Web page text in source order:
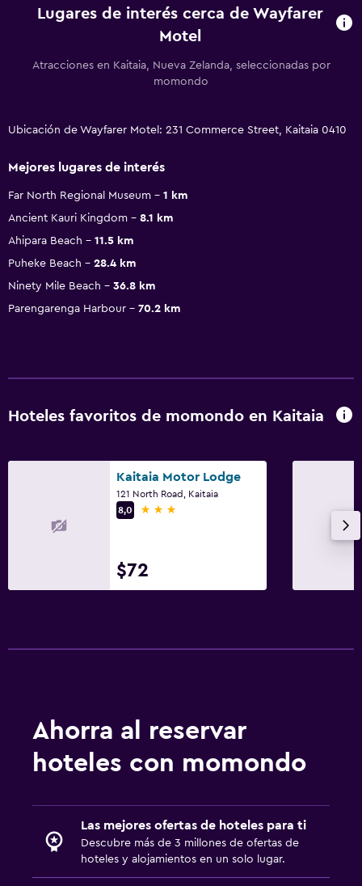
Lugares de interés cerca de Wayfarer
Motel
Atracciones en Kaitaia, Nueva Zelanda, seleccionadas por
momondo
Ubicación de Wayfarer Motel: 231 Commerce Street, Kaitaia 0410
Mejores lugares de interés
Far North Regional Museum
1 km
Ancient Kauri Kingdom
8.1 km
Ahipara Beach
11.5 km
Puheke Beach
28.4 km
Ninety Mile Beach
36.8 km
Parengarenga Harbour
70.2 km
Hoteles favoritos de momondo en Kaitaia
Kaitaia Motor Lodge
121 North Road, Kaitaia
8,0
3 estrellas
$72
Ahorra al reservar
hoteles con momondo
Las mejores ofertas de hoteles para ti
Descubre más de 3 millones de ofertas de
hoteles y alojamientos en un solo lugar.